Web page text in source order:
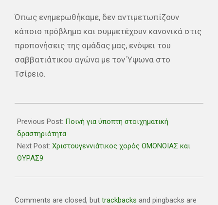
Όπως ενημερωθήκαμε, δεν αντιμετωπίζουν
κάποιο πρόβλημα και συμμετέχουν κανονικά στις
προπονήσεις της ομάδας μας, ενόψει του
σαββατιάτικου αγώνα με τον Ύψωνα στο
Τσίρειο.
12-
08
Previous Post: Ποινή για ύποπτη στοιχηματική
δραστηριότητα
Next Post: Χριστουγεννιάτικος χορός ΟΜΟΝΟΙΑΣ και
ΘΥΡΑΣ9
Comments are closed, but trackbacks and pingbacks are